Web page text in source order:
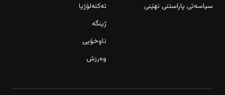
سیاسەتی پاراستنی نهێنی
تەکنەلۆژیا
ژینگە
ناوخۆیی
وەرزش